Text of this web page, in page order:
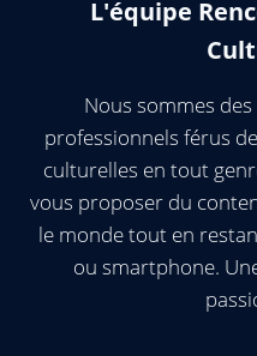
L'équipe
Nous sommes
professionnels férus
culturelles en tout
vous proposer du
le monde tout en
ou smartphone.